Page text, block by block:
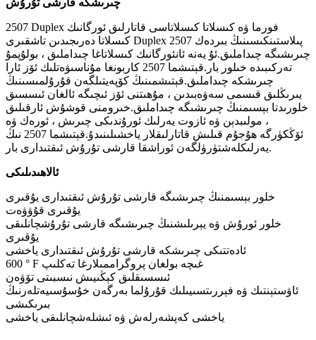
2507 Duplex فورما ۋە كىسلاتا كىسلاتاسى قاتارلىق ئورگانىك
كىسلاتا دەرىجىدىن تاشقىرى Duplex 2507 پىلاستىنكىسىنىڭ بىردەك
چىرىشىگە چىداملىق.ئۇ يەنە ئانئورگانىك كىسلاتاغا چىداملىق ، بولۇپمۇ
تەركىبىدە خىلور بار.قېتىشما 2507 كاربونغا مۇناسىۋەتلىك ئۆز ئارا
چىرىشكە چىداملىق.قېتىشمىنىڭ كۆپەيتىلگەن قۇرۇلمىسىنىڭ
يىرىڭلىق قىسمى سەۋەبىدىن ، مۇھىتنى ئۆز ئىچىگە ئالغان ئىسسىق
خلورىدتا بېسىمنىڭ چىرىشىگە چىداملىق.خىرومنى قوشۇش ئارقىلىق
، مولىبدېن ۋە ئازوت يەرلىك ئورۇندىكى چىرىش ، ئورەك ۋە
ئۆڭكۈرگە ھۇجۇم قىلىش قاتارلىقلار ياخشىلىنىدۇ.قېتىشما 2507 نىڭ
يەرلىكلەشتۈرۈلگەن ئوراشقا قارشى تۇرۇش ئىقتىدارى بار.
ئالاھىدىلىكى
خلور بېسىمنىڭ چىرىشىگە قارشى تۇرۇش ئىقتىدارى يۇقىرى
يۇقىرى قۇۋۋەت
خلور ئورۇش ۋە يېرىلىشنىڭ چىرىشىگە قارشى تۇرۇشچانلىقى
يۇقىرى
ئادەتتىكى چىرىشكە قارشى تۇرۇش ئىقتىدارى ياخشى
600 ° F غىچە بولغان پروگراممىلارغا تەكلىپ
ئىسسىقلىق كېڭىيىش نىسبىتى تۆۋەن
ئاۋستېنتىك ۋە فېررىتسىيىلىك قۇرۇلما بەرگەن خۇسۇسىيەتلەرنىڭ
بىرىكىشى
ياخشى كەپشەرلەش ۋە ئىشلەشچانلىقى ياخشى